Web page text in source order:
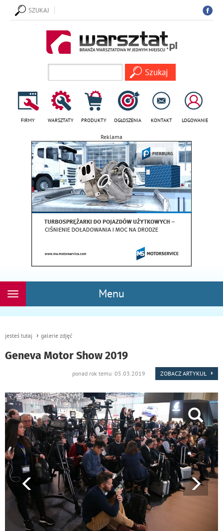
SZUKAJ
FIRMY WARSZTATY PRODUKTY OGŁOSZENIA KONTAKT LOGOWANIE
Reklama
Menu
Rozwiń
jesteś tutaj galerie zdjęć
Geneva Motor Show 2019
ponad rok temu 05.03.2019 ZOBACZ ARTYKUŁ